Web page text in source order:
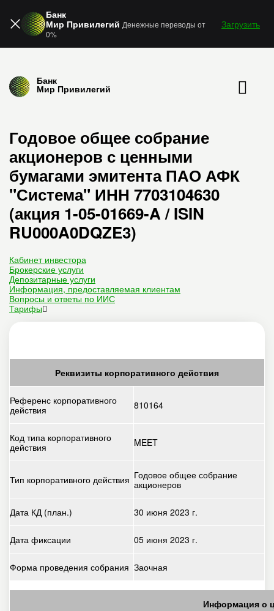
Банк
Мир Привилегий Денежные переводы от
0%
Загрузить
Банк
Мир Привилегий
Годовое общее собрание
акционеров с ценными
бумагами эмитента ПАО АФК
"Система" ИНН 7703104630
(акция 1-05-01669-A / ISIN
RU000A0DQZE3)
Кабинет инвестора
Брокерские услуги
Депозитарные услуги
Информация, предоставляемая клиентам
Вопросы и ответы по ИИС
Тарифы
Реквизиты корпоративного действия
Референс корпоративного
действия
810164
Код типа корпоративного
действия
MEET
Тип корпоративного действия Годовое общее собрание
акционеров
Дата КД (план.) 30 июня 2023 г.
Дата фиксации 05 июня 2023 г.
Форма проведения собрания Заочная
Информация о